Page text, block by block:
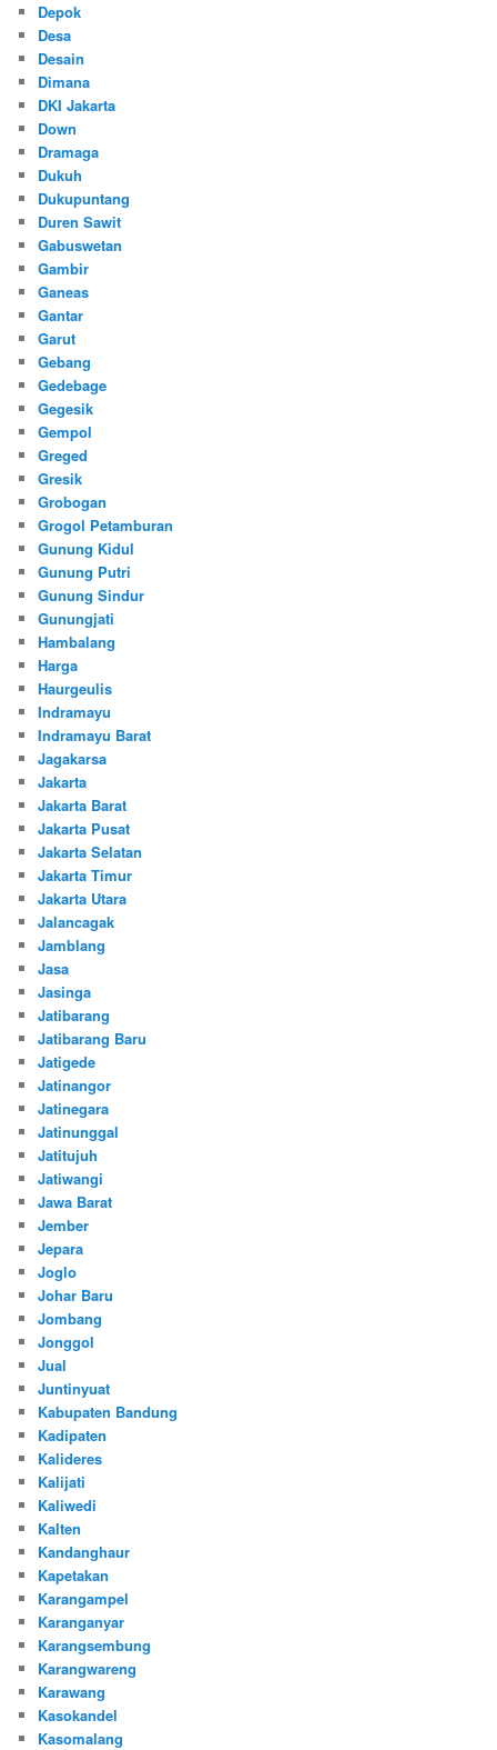
Depok
Desa
Desain
Dimana
DKI Jakarta
Down
Dramaga
Dukuh
Dukupuntang
Duren Sawit
Gabuswetan
Gambir
Ganeas
Gantar
Garut
Gebang
Gedebage
Gegesik
Gempol
Greged
Gresik
Grobogan
Grogol Petamburan
Gunung Kidul
Gunung Putri
Gunung Sindur
Gunungjati
Hambalang
Harga
Haurgeulis
Indramayu
Indramayu Barat
Jagakarsa
Jakarta
Jakarta Barat
Jakarta Pusat
Jakarta Selatan
Jakarta Timur
Jakarta Utara
Jalancagak
Jamblang
Jasa
Jasinga
Jatibarang
Jatibarang Baru
Jatigede
Jatinangor
Jatinegara
Jatinunggal
Jatitujuh
Jatiwangi
Jawa Barat
Jember
Jepara
Joglo
Johar Baru
Jombang
Jonggol
Jual
Juntinyuat
Kabupaten Bandung
Kadipaten
Kalideres
Kalijati
Kaliwedi
Kalten
Kandanghaur
Kapetakan
Karangampel
Karanganyar
Karangsembung
Karangwareng
Karawang
Kasokandel
Kasomalang